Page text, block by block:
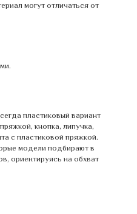
могут отличаться от
пластиковый вариант
кнопка, липучка,
с пластиковой пряжкой.
модели подбирают в
ориентируясь на обхват